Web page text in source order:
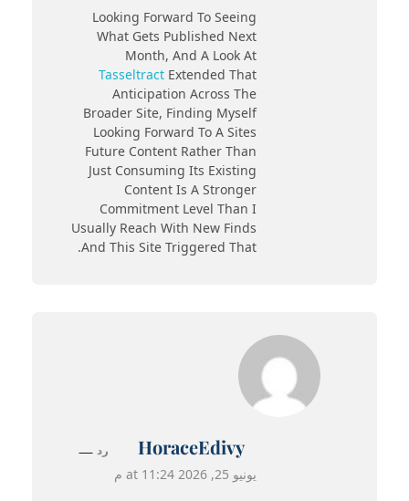
Looking Forward To Seeing
What Gets Published Next
Month, And A Look At
Tasseltract Extended That
Anticipation Across The
Broader Site, Finding Myself
Looking Forward To A Sites
Future Content Rather Than
Just Consuming Its Existing
Content Is A Stronger
Commitment Level Than I
Usually Reach With New Finds
And This Site Triggered That.
HoraceEdivy
يونيو 25, 2026 at 11:24 م
رد